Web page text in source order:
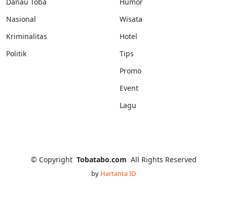
Nasional
Kriminalitas
Politik
Wisata
Hotel
Tips
Promo
Event
Lagu
© Copyright Tobatabo.com All Rights Reserved
by Hartanta ID